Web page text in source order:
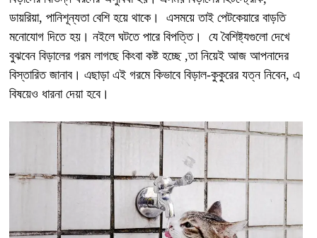
ডায়রিয়া, পানিশূন্যতা বেশি হয়ে থাকে। এসময়ে তাই পেটকেয়ারে বাড়তি
মনোযোগ দিতে হয়। নইলে ঘটতে পারে বিপত্তি। যে বৈশিষ্ট্যগুলো দেখে
বুঝবেন বিড়ালের গরম লাগছে কিংবা কষ্ট হচ্ছে ,তা নিয়েই আজ আপনাদের
বিস্তারিত জানাব। এছাড়া এই গরমে কিভাবে বিড়াল-কুকুরের যত্ন নিবেন, এ
বিষয়েও ধারনা দেয়া হবে।